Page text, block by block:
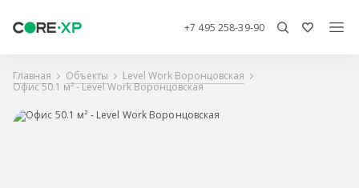
+7 495 258-39-90
Главная Объекты
Level Work Воронцовская
Офис 50.1 м² - Level Work Воронцовская